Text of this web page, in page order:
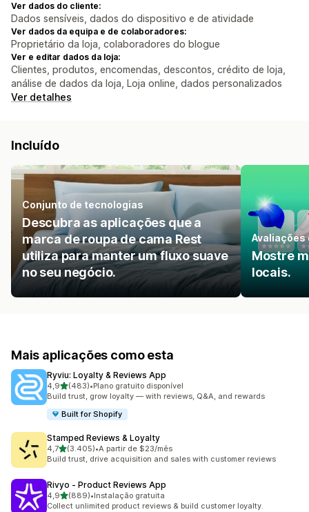
Ver dados do cliente:
Dados sensíveis, dados do dispositivo e de atividade
Ver dados da equipa e de colaboradores:
Proprietário da loja, colaboradores do blogue
Ver e editar dados da loja:
Clientes, produtos, encomendas, descontos, crédito de loja,
análise de dados da loja, Loja online, dados personalizados
Ver detalhes
Incluído
Conjunto de tecnologias
Descubra as aplicações que a
marca de roupa de cama Rest
utiliza para manter um fluxo suave
no seu negócio.
Avaliações
Mostre
locais.
Mais aplicações como esta
Ryviu: Loyalty & Reviews App
4,9de 5 estrelas
(483)
483 total de avaliações
•Plano gratuito disponível
Build trust, grow loyalty — with reviews, Q&A, and rewards
Built for Shopify
Stamped Reviews & Loyalty
4,7de 5 estrelas
(3.405)
3405 total de avaliações
•A partir de $23/mês
Build trust, drive acquisition and sales with customer reviews
Rivyo ‑ Product Reviews App
4,9de 5 estrelas
(889)
889 total de avaliações
•Instalação gratuita
Collect unlimited product reviews & build customer loyalty.